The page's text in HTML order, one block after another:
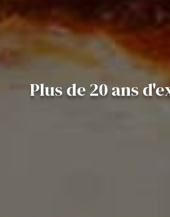
Plus de 20 ans